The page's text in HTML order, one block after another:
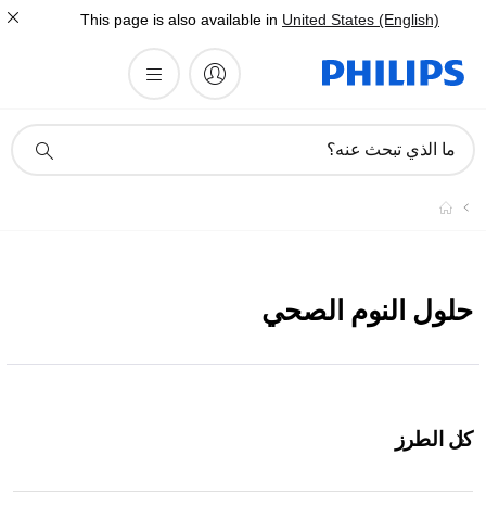
This page is also available in United States (English)
دعم
ما الذي تبحث عنه؟
حلول النوم الصحي
كل الطرز